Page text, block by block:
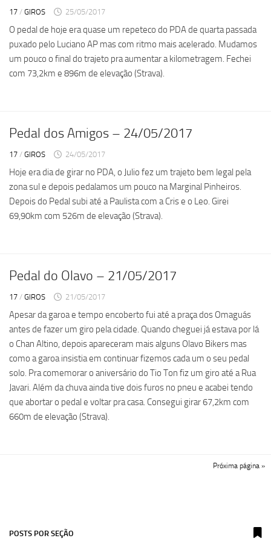
17 / GIROS 25/05/2017
O pedal de hoje era quase um repeteco do PDA de quarta passada
puxado pelo Luciano AP mas com ritmo mais acelerado. Mudamos
um pouco o final do trajeto pra aumentar a kilometragem. Fechei
com 73,2km e 896m de elevação (Strava).
Pedal dos Amigos – 24/05/2017
17 / GIROS 24/05/2017
Hoje era dia de girar no PDA, o Julio fez um trajeto bem legal pela
zona sul e depois pedalamos um pouco na Marginal Pinheiros.
Depois do Pedal subi até a Paulista com a Cris e o Leo. Girei
69,90km com 526m de elevação (Strava).
Pedal do Olavo – 21/05/2017
17 / GIROS 21/05/2017
Apesar da garoa e tempo encoberto fui até a praça dos Omaguás
antes de fazer um giro pela cidade. Quando cheguei já estava por lá
o Chan Altino, depois apareceram mais alguns Olavo Bikers mas
como a garoa insistia em continuar fizemos cada um o seu pedal
solo. Pra comemorar o aniversário do Tio Ton fiz um giro até a Rua
Javari. Além da chuva ainda tive dois furos no pneu e acabei tendo
que abortar o pedal e voltar pra casa. Consegui girar 67,2km com
660m de elevação (Strava).
Próxima página »
POSTS POR SEÇÃO